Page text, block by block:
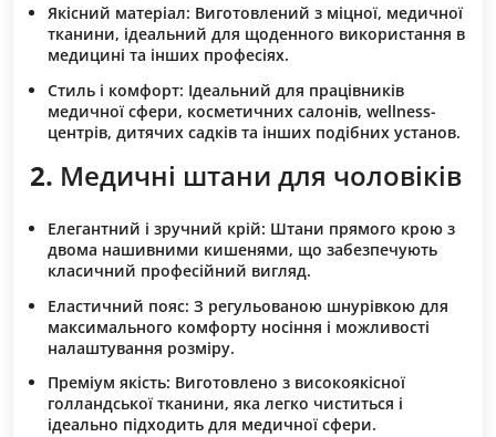
Якісний матеріал: Виготовлений з міцної, медичної
тканини, ідеальний для щоденного використання в
медицині та інших професіях.
Стиль і комфорт: Ідеальний для працівників
медичної сфери, косметичних салонів, wellness-
центрів, дитячих садків та інших подібних установ.
2. Медичні штани для чоловіків
Елегантний і зручний крій: Штани прямого крою з
двома нашивними кишенями, що забезпечують
класичний професійний вигляд.
Еластичний пояс: З регульованою шнурівкою для
максимального комфорту носіння і можливості
налаштування розміру.
Преміум якість: Виготовлено з високоякісної
голландської тканини, яка легко чиститься і
ідеально підходить для медичної сфери.